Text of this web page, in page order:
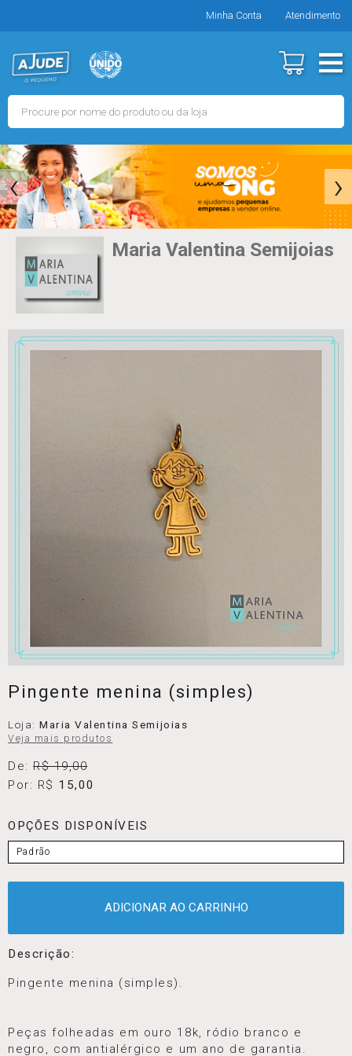
Minha Conta Atendimento
‹ ›
Maria Valentina Semijoias
Pingente menina (simples)
Loja:Maria Valentina Semijoias
Veja mais produtos
De:R$ 19,00
Por: R$ 15,00
OPÇÕES DISPONÍVEIS
Padrão
ADICIONAR AO CARRINHO
Descrição:
Pingente menina (simples).
Peças folheadas em ouro 18k, ródio branco e
negro, com antialérgico e um ano de garantia.